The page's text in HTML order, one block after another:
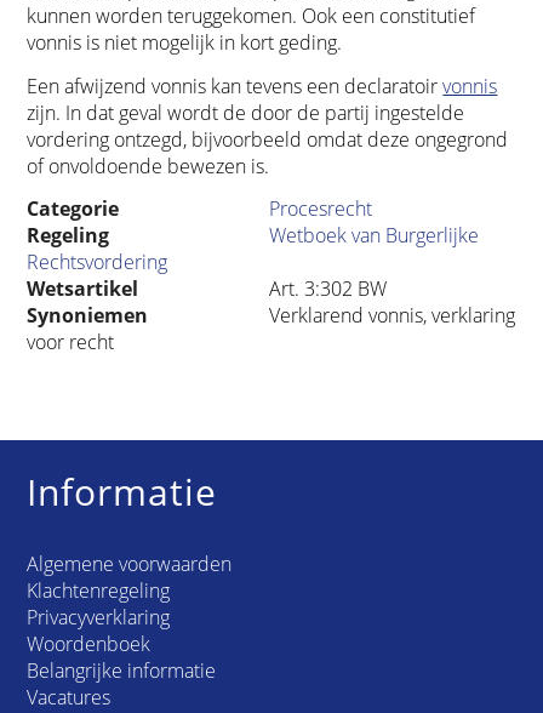
kunnen worden teruggekomen. Ook een constitutief
vonnis is niet mogelijk in kort geding.
Een afwijzend vonnis kan tevens een declaratoirvonnis
zijn. In dat geval wordt de door de partij ingestelde
vordering ontzegd, bijvoorbeeld omdat deze ongegrond
of onvoldoende bewezen is.
Categorie
Procesrecht
Regeling
Wetboek van Burgerlijke
Rechtsvordering
Wetsartikel
Art. 3:302 BW
Synoniemen
Verklarend vonnis, verklaring
voor recht
Informatie
Algemene voorwaarden
Klachtenregeling
Privacyverklaring
Woordenboek
Belangrijke informatie
Vacatures